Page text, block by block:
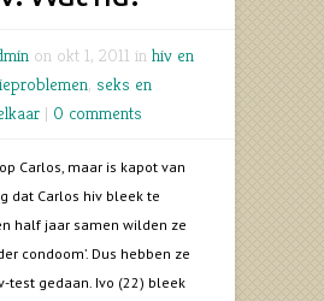
on okt 1, 2011 in hiv en
, seks en
| 0 comments
Carlos, maar is kapot van
dat Carlos hiv bleek te
half jaar samen wilden ze
condoom’. Dus hebben ze
test gedaan. Ivo (22) bleek